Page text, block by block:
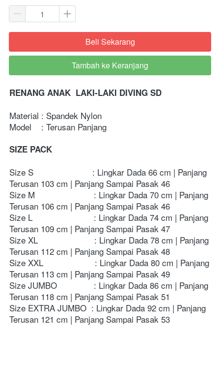
`Beli Sekarang
`
Tambah ke Keranjang
RENANG ANAK  LAKI-LAKI DIVING SD
Material : Spandek Nylon
Model    : Terusan Panjang
SIZE PACK
Size S                        : Lingkar Dada 66 cm | Panjang
Terusan 103 cm | Panjang Sampai Pasak 46
Size M                        : Lingkar Dada 70 cm | Panjang
Terusan 106 cm | Panjang Sampai Pasak 46
Size L                         : Lingkar Dada 74 cm | Panjang
Terusan 109 cm | Panjang Sampai Pasak 47
Size XL                       : Lingkar Dada 78 cm | Panjang
Terusan 112 cm | Panjang Sampai Pasak 48
Size XXL                     : Lingkar Dada 80 cm | Panjang
Terusan 113 cm | Panjang Sampai Pasak 49
Size JUMBO               : Lingkar Dada 86 cm | Panjang
Terusan 118 cm | Panjang Sampai Pasak 51
Size EXTRA JUMBO  : Lingkar Dada 92 cm | Panjang
Terusan 121 cm | Panjang Sampai Pasak 53